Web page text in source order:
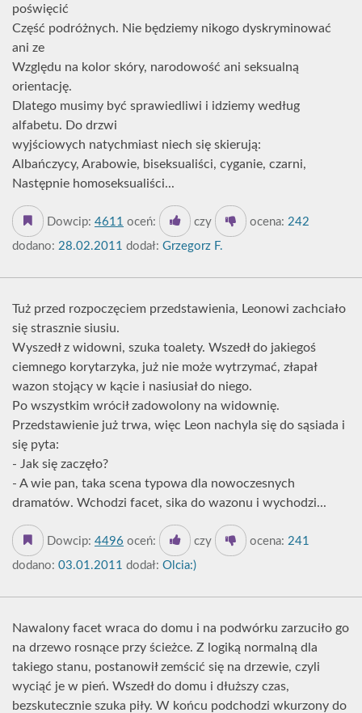
poświęcić
Część podróżnych. Nie będziemy nikogo dyskryminować
ani ze
Względu na kolor skóry, narodowość ani seksualną
orientację.
Dlatego musimy być sprawiedliwi i idziemy według
alfabetu. Do drzwi
wyjściowych natychmiast niech się skierują:
Albańczycy, Arabowie, biseksualiści, cyganie, czarni,
Następnie homoseksualiści...
Dowcip: 4611 oceń: czy ocena: 242
dodano: 28.02.2011 dodał: Grzegorz F.
Tuż przed rozpoczęciem przedstawienia, Leonowi zachciało
się strasznie siusiu.
Wyszedł z widowni, szuka toalety. Wszedł do jakiegoś
ciemnego korytarzyka, już nie może wytrzymać, złapał
wazon stojący w kącie i nasiusiał do niego.
Po wszystkim wrócił zadowolony na widownię.
Przedstawienie już trwa, więc Leon nachyla się do sąsiada i
się pyta:
- Jak się zaczęło?
- A wie pan, taka scena typowa dla nowoczesnych
dramatów. Wchodzi facet, sika do wazonu i wychodzi...
Dowcip: 4496 oceń: czy ocena: 241
dodano: 03.01.2011 dodał: Olcia:)
Nawalony facet wraca do domu i na podwórku zarzuciło go
na drzewo rosnące przy ścieżce. Z logiką normalną dla
takiego stanu, postanowił zemścić się na drzewie, czyli
wyciąć je w pień. Wszedł do domu i dłuższy czas,
bezskutecznie szuka piły. W końcu podchodzi wkurzony do